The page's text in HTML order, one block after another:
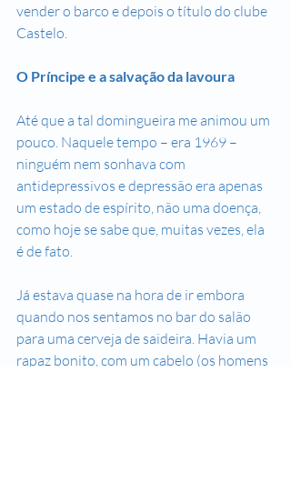
vender o barco e depois o título do clube
Castelo.
O Príncipe e a salvação da lavoura
Até que a tal domingueira me animou um
pouco. Naquele tempo – era 1969 –
ninguém nem sonhava com
antidepressivos e depressão era apenas
um estado de espírito, não uma doença,
como hoje se sabe que, muitas vezes, ela
é de fato.
Já estava quase na hora de ir embora
quando nos sentamos no bar do salão
para uma cerveja de saideira. Havia um
rapaz bonito, com um cabelo (os homens